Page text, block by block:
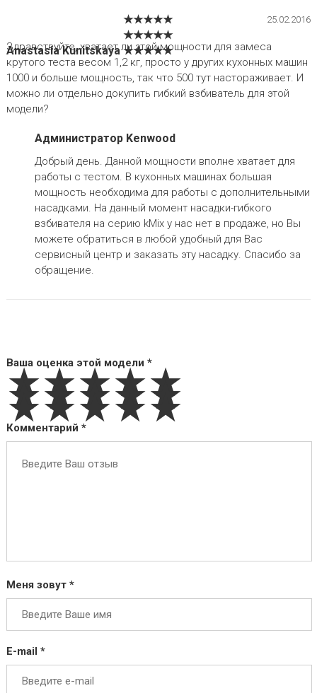
Anastasia Kunitskaya
★★★★★
★★★★★
★★★★★
25.02.2016
Здравствуйте, хватает ли этой мощности для замеса
крутого теста весом 1,2 кг, просто у других кухонных машин
1000 и больше мощность, так что 500 тут настораживает. И
можно ли отдельно докупить гибкий взбиватель для этой
модели?
Администратор Kenwood
Добрый день. Данной мощности вполне хватает для
работы с тестом. В кухонных машинах большая
мощность необходима для работы с дополнительными
насадками. На данный момент насадки-гибкого
взбивателя на серию kMix у нас нет в продаже, но Вы
можете обратиться в любой удобный для Вас
сервисный центр и заказать эту насадку. Спасибо за
обращение.
Ваша оценка этой модели *
★★★★★
★★★★★
★★★★★
Комментарий *
Меня зовут *
E-mail *